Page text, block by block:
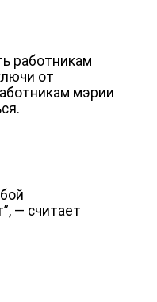
работникам
от
мэрии
— считает